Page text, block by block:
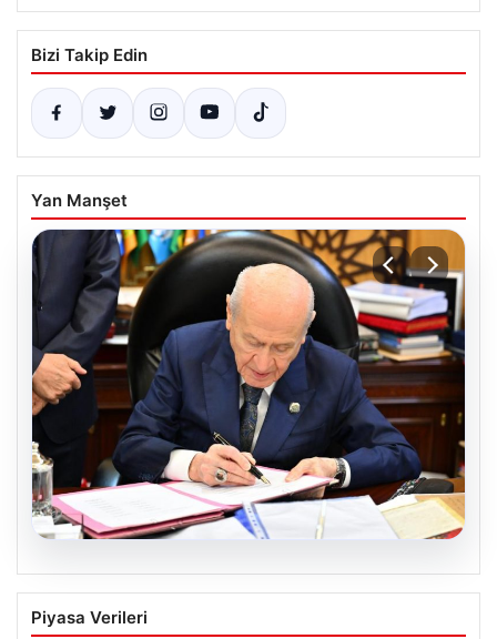
Bizi Takip Edin
Yan Manşet
Bahçeli’den çerçeve yasa açıklaması:
Bin yıllık kardeşliğimiz tescillendi
Piyasa Verileri